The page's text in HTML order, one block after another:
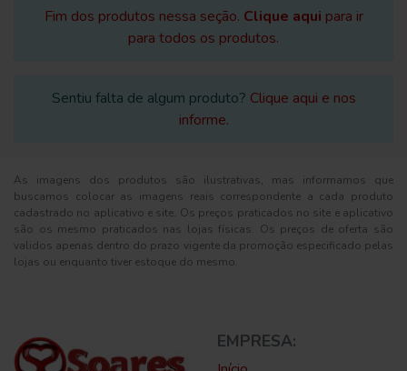
Fim dos produtos nessa seção. Clique aqui para ir
para todos os produtos.
Sentiu falta de algum produto? Clique aqui e nos
informe.
As imagens dos produtos são ilustrativas, mas informamos que
buscamos colocar as imagens reais correspondente a cada produto
cadastrado no aplicativo e site. Os preços praticados no site e aplicativo
são os mesmo praticados nas lojas físicas. Os preços de oferta são
validos apenas dentro do prazo vigente da promoção especificado pelas
lojas ou enquanto tiver estoque do mesmo.
EMPRESA: